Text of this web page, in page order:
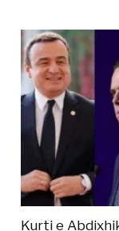
Kurti e